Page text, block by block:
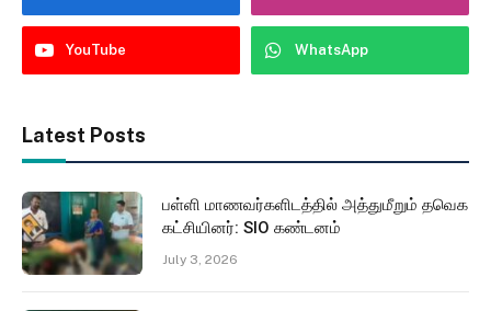
YouTube WhatsApp
Latest Posts
பள்ளி மாணவர்களிடத்தில் அத்துமீறும் தவெக
கட்சியினர்: SIO கண்டனம்
July 3, 2026